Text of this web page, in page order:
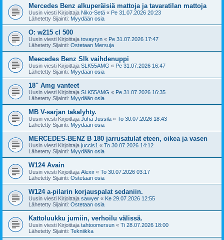
Mercedes Benz alkuperäisiä mattoja ja tavaratilan mattoja
Uusin viesti Kirjoittaja Niko-Setä « Pe 31.07.2026 20:23
Lähetetty Sijainti: Myydään osia
O: w215 cl 500
Uusin viesti Kirjoittaja tovayryn « Pe 31.07.2026 17:47
Lähetetty Sijainti: Ostetaan Mersuja
Meecedes Benz Slk vaihdenuppi
Uusin viesti Kirjoittaja SLK55AMG « Pe 31.07.2026 16:47
Lähetetty Sijainti: Myydään osia
18" Amg vanteet
Uusin viesti Kirjoittaja SLK55AMG « Pe 31.07.2026 16:35
Lähetetty Sijainti: Myydään osia
MB V-sarjan takalyhty.
Uusin viesti Kirjoittaja Juha Jussila « To 30.07.2026 18:43
Lähetetty Sijainti: Myydään osia
MERCEDES-BENZ B 180 jarrusatulat eteen, oikea ja vasen
Uusin viesti Kirjoittaja juccis1 « To 30.07.2026 14:12
Lähetetty Sijainti: Myydään osia
W124 Avain
Uusin viesti Kirjoittaja Alexir « To 30.07.2026 03:17
Lähetetty Sijainti: Ostetaan osia
W124 a-pilarin korjauspalat sedaniin.
Uusin viesti Kirjoittaja sawyer « Ke 29.07.2026 12:55
Lähetetty Sijainti: Ostetaan osia
Kattoluukku jumiin, verhoilu välissä.
Uusin viesti Kirjoittaja tahtoomersun « Ti 28.07.2026 18:00
Lähetetty Sijainti: Tekniikka